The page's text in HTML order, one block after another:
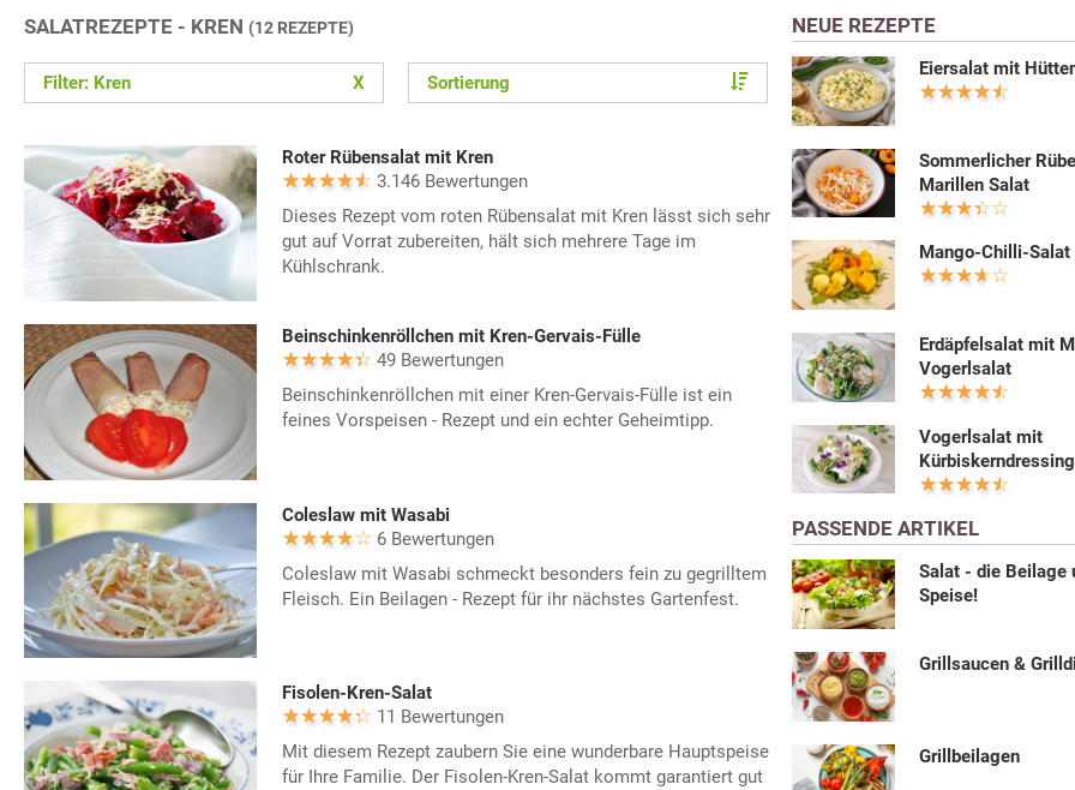
SALATREZEPTE - KREN (12 REZEPTE)
Filter: Kren X Sortierung
Roter Rübensalat mit Kren
3.146 Bewertungen
Dieses Rezept vom roten Rübensalat mit Kren lässt sich sehr
gut auf Vorrat zubereiten, hält sich mehrere Tage im
Kühlschrank.
Beinschinkenröllchen mit Kren-Gervais-Fülle
49 Bewertungen
Beinschinkenröllchen mit einer Kren-Gervais-Fülle ist ein
feines Vorspeisen - Rezept und ein echter Geheimtipp.
Coleslaw mit Wasabi
6 Bewertungen
Coleslaw mit Wasabi schmeckt besonders fein zu gegrilltem
Fleisch. Ein Beilagen - Rezept für ihr nächstes Gartenfest.
Fisolen-Kren-Salat
11 Bewertungen
Mit diesem Rezept zaubern Sie eine wunderbare Hauptspeise
für Ihre Familie. Der Fisolen-Kren-Salat kommt garantiert gut
NEUE REZEPTE
Eiersalat mit
Sommerlicher
Marillen Salat
Mango-Chilli-Salat
Erdäpfelsalat mit
Vogerlsalat
Vogerlsalat mit
Kürbiskerndressing
PASSENDE ARTIKEL
Salat - die Beilage
Speise!
Grillsaucen &
Grillbeilagen